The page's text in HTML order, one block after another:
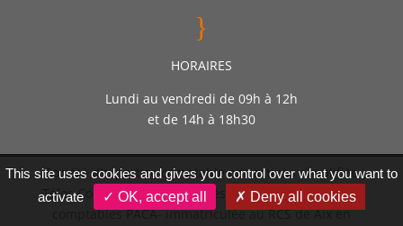
}
HORAIRES
Lundi au vendredi de 09h à 12h
et de 14h à 18h30
Société d’expertise comptable par actions simplifiée
Télos Conseil – Inscrite auprès de l’ordre des experts
comptables PACA- immatriculée au RCS de Aix en
This site uses cookies and gives you control over what you want to
activate
✓ OK, accept all ✗ Deny all cookies